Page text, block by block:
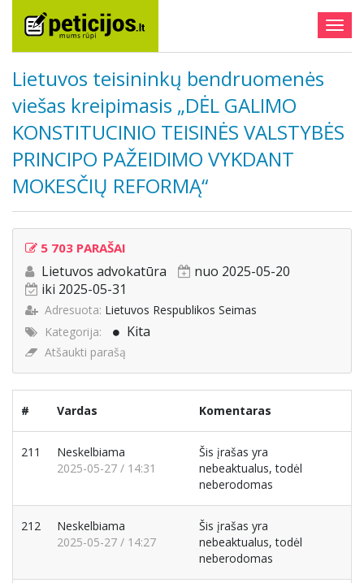
Lietuvos teisininkų bendruomenės
viešas kreipimasis „DĖL GALIMO
KONSTITUCINIO TEISINĖS VALSTYBĖS
PRINCIPO PAŽEIDIMO VYKDANT
MOKESČIŲ REFORMĄ“
5 703 PARAŠAI
Lietuvos advokatūra
nuo 2025-05-20
iki 2025-05-31
Adresuota: Lietuvos Respublikos Seimas
Kategorija:
Kita
Atšaukti parašą
# Vardas Komentaras
211
Neskelbiama
2025-05-27 / 14:31
Šis įrašas yra
nebeaktualus, todėl
neberodomas
212
Neskelbiama
2025-05-27 / 14:27
Šis įrašas yra
nebeaktualus, todėl
neberodomas